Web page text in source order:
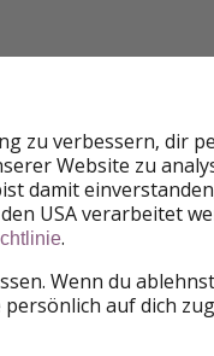
zu verbessern, dir
Website zu
damit
USA verarbeitet
.
Wenn du
auf dich